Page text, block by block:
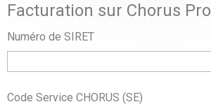
Facturation sur Chorus Pro
Numéro de SIRET
Code Service CHORUS (SE)